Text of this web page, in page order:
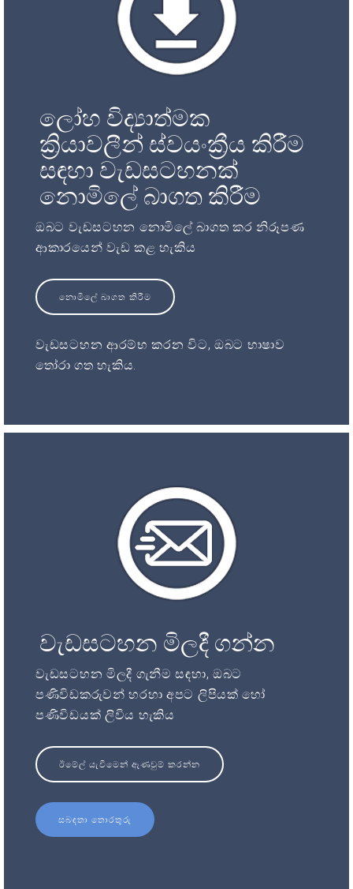
ලෝහ විද්‍යාත්මක
ක්‍රියාවලීන් ස්වයංක්‍රීය කිරීම
සඳහා වැඩසටහනක්
නොමිලේ බාගත කිරීම
ඔබට වැඩසටහන නොමිලේ බාගත කර නිරූපණ
ආකාරයෙන් වැඩ කළ හැකිය
නොමිලේ බාගත කිරීම
වැඩසටහන ආරම්භ කරන විට, ඔබට භාෂාව
තෝරා ගත හැකිය.
වැඩසටහන මිලදී ගන්න
වැඩසටහන මිලදී ගැනීම සඳහා, ඔබට
පණිවිඩකරුවන් හරහා අපට ලිපියක් හෝ
පණිවිඩයක් ලිවිය හැකිය
ඊමේල් යැවීමෙන් ඇණවුම් කරන්න
සබඳතා තොරතුරු